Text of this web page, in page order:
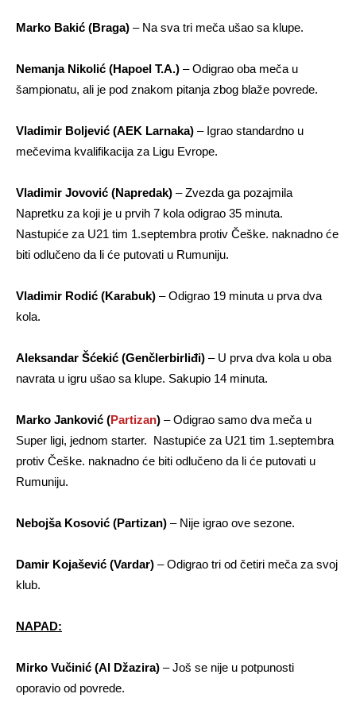
Marko Bakić (Braga) – Na sva tri meča ušao sa klupe.
Nemanja Nikolić (Hapoel T.A.) – Odigrao oba meča u
šampionatu, ali je pod znakom pitanja zbog blaže povrede.
Vladimir Boljević (AEK Larnaka) – Igrao standardno u
mečevima kvalifikacija za Ligu Evrope.
Vladimir Jovović (Napredak) – Zvezda ga pozajmila
Napretku za koji je u prvih 7 kola odigrao 35 minuta.
Nastupiće za U21 tim 1.septembra protiv Češke. naknadno će
biti odlučeno da li će putovati u Rumuniju.
Vladimir Rodić (Karabuk) – Odigrao 19 minuta u prva dva
kola.
Aleksandar Šćekić (Genčlerbirliđi) – U prva dva kola u oba
navrata u igru ušao sa klupe. Sakupio 14 minuta.
Marko Janković (Partizan) – Odigrao samo dva meča u
Super ligi, jednom starter. Nastupiće za U21 tim 1.septembra
protiv Češke. naknadno će biti odlučeno da li će putovati u
Rumuniju.
Nebojša Kosović (Partizan) – Nije igrao ove sezone.
Damir Kojašević (Vardar) – Odigrao tri od četiri meča za svoj
klub.
NAPAD:
Mirko Vučinić (Al Džazira) – Još se nije u potpunosti
oporavio od povrede.